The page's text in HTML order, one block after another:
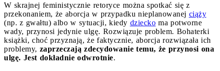
W skrajnej feministycznie retoryce można spotkać się z
przekonaniem, że aborcja w przypadku nieplanowanej ciąży
(np. z gwałtu) albo w sytuacji, kiedy dziecko ma potworne
wady, przynosi jedynie ulgę. Rozwiązuje problem. Bohaterki
książki, choć przyznają, że faktycznie, aborcja rozwiązała ich
problemy, zaprzeczają zdecydowanie temu, że przynosi ona
ulgę. Jest dokładnie odwrotnie.